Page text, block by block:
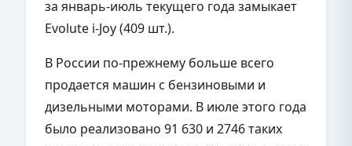
за январь-июль текущего года замыкает
Evolute i-Joy (409 шт.).
В России по-прежнему больше всего
продается машин с бензиновыми и
дизельными моторами. В июле этого года
было реализовано 91 630 и 2746 таких